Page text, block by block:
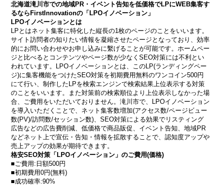
北海道滝川市での地域PR・イベント告知を低価格でLPにWEB集客す
るならFirstInnovationの「LPOイノベーション」
LPOイノベーションとは
LPとはネット集客に特化した縦長の1枚のページのことをいいます。
サイト訪問者の知りたい情報を凝縮させたページとなっており、効率
的にお問い合わせやお申し込みに繫げることが可能です。ホームペー
ジと比べるとコンテンツやページ数が少なくSEO対策には不利とい
われています。LPOイノベーションとは、このLP(ランディングペー
ジ)に集客機能をつけたSEO対策を初期費用無料のワンコイン500円
にて行い、制作したLPを検索エンジンで検索結果上位表示する対策
のことをいいます。また対策前の検索順位より上位表示しなかった場
合、ご費用をいただいておりません。滝川市で、LPOイノベーション
を導入いただくことで、ネット集客数増加(アクセス数/ページビュー
数(PV)/訪問数/セッション数)、SEO対策による効果でリスティング
広告などの広告費削減、低価格で商品販促、イベント告知、地域PR
などネット上で宣伝・告知・情報を拡散することで、認知度アップや
売上アップの効果が期待できます。
格安SEO対策「LPOイノベーション」のご費用(価格)
■ご費用:日額500円
■初期費用0円(無料)
■成功確率:90%